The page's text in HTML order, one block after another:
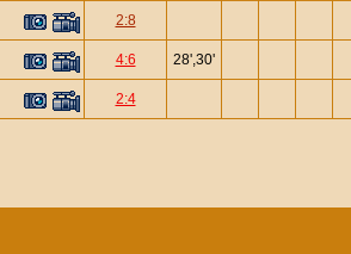
2:8
4:6 28',30'
2:4